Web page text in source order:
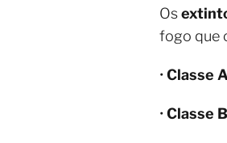
Os
fogo que
•Classe
•Classe